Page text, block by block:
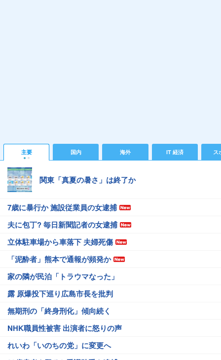
主要 国内 海外 IT 経済 ス
関東「真夏の暑さ」は終了か
7歳に暴行か 施設従業員の女逮捕
夫に包丁? 毎日新聞記者の女逮捕
立体駐車場から車落下 夫婦死傷
「泥酔者」熊本で通報が頻発か
家の隣が民泊「トラウマなった」
露 原爆投下巡り広島市長を批判
無期刑の「終身刑化」傾向続く
NHK職員性被害 出演者に怒りの声
れいわ「いのちの党」に変更へ